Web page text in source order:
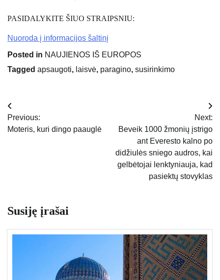
PASIDALYKITE ŠIUO STRAIPSNIU:
Nuoroda į informacijos šaltinį
Posted in NAUJIENOS IŠ EUROPOS
Tagged apsaugoti, laisvė, paragino, susirinkimo
Navigacija
tarp
Previous:
Moteris, kuri dingo paauglė
Next:
Beveik 1000 žmonių įstrigo
ant Everesto kalno po
didžiulės sniego audros, kai
gelbėtojai lenktyniauja, kad
pasiektų stovyklas
Susiję įrašai